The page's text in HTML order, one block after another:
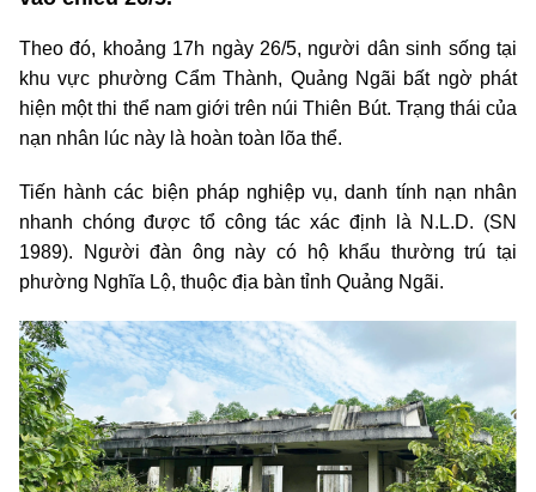
Theo đó, khoảng 17h ngày 26/5, người dân sinh sống tại
khu vực phường Cẩm Thành, Quảng Ngãi bất ngờ phát
hiện một thi thể nam giới trên núi Thiên Bút. Trạng thái của
nạn nhân lúc này là hoàn toàn lõa thể.
Tiến hành các biện pháp nghiệp vụ, danh tính nạn nhân
nhanh chóng được tổ công tác xác định là N.L.D. (SN
1989). Người đàn ông này có hộ khẩu thường trú tại
phường Nghĩa Lộ, thuộc địa bàn tỉnh Quảng Ngãi.